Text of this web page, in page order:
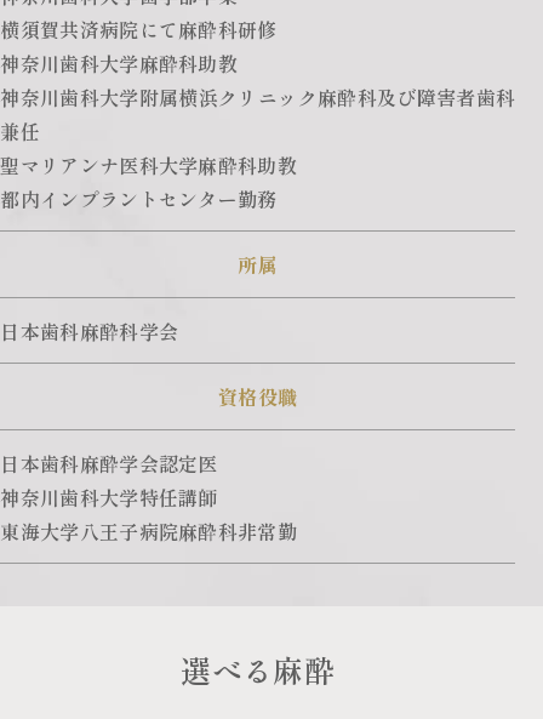
横須賀共済病院にて麻酔科研修
神奈川歯科大学麻酔科助教
神奈川歯科大学附属横浜クリニック麻酔科及び障害者歯科
兼任
聖マリアンナ医科大学麻酔科助教
都内インプラントセンター勤務
所属
日本歯科麻酔科学会
資格役職
日本歯科麻酔学会認定医
神奈川歯科大学特任講師
東海大学八王子病院麻酔科非常勤
選べる麻酔